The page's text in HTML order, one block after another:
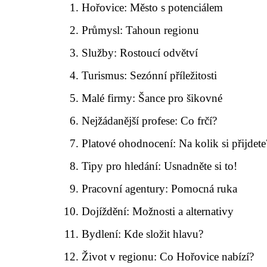
Hořovice: Město s potenciálem
Průmysl: Tahoun regionu
Služby: Rostoucí odvětví
Turismus: Sezónní příležitosti
Malé firmy: Šance pro šikovné
Nejžádanější profese: Co frčí?
Platové ohodnocení: Na kolik si
Tipy pro hledání: Usnadněte si to!
Pracovní agentury: Pomocná ruka
Dojíždění: Možnosti a alternativy
Bydlení: Kde složit hlavu?
Život v regionu: Co Hořovice nabízí?